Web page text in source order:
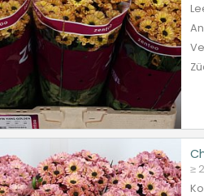
Ve
≥
Chr S Yin Yang Smoke
U moet ingelogd zijn om te